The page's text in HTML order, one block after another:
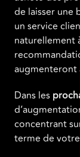
de laisser une
un service
naturellement
augmenteront
Dans les
concentrant
terme de